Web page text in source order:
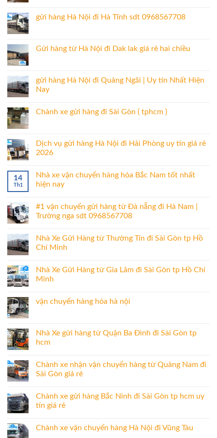
gửi hàng Hà Nội đi Hà Tĩnh sdt 0968567708
Gửi hàng từ Hà Nội đi Dak lak giá rẻ hai chiều
gửi hàng Hà Nội đi Quảng Ngãi | Uy tín Nhất Hiện
Nay
Chành xe gửi hàng đi Sài Gòn ( tphcm )
Dịch vụ gửi hàng Hà Nội đi Hải Phòng uy tín giá rẻ
2026
14
Th1
Nhà xe vận chuyển hàng hóa Bắc Nam tốt nhất
hiện nay
#1 vận chuyển gửi hàng từ Đà nẵng đi Hà Nam |
Trường nga sdt 0968567708
Nhà Xe Gửi Hàng từ Thường Tín đi Sài Gòn tp Hồ
Chí Minh
Nhà Xe Gửi Hàng từ Gia Lâm đi Sài Gòn tp Hồ Chí
Minh
vận chuyển hàng hóa hà nội
Nhà Xe gửi hàng từ Quận Ba Đình đi Sài Gòn tp
hcm
Chành xe nhận vận chuyển hàng từ Quảng Nam đi
Sài Gòn giá rẻ
Chành xe gửi hàng Bắc Ninh đi Sài Gòn tp hcm uy
tín giá rẻ
Chành xe vận chuyển hàng Hà Nội đi Vũng Tàu